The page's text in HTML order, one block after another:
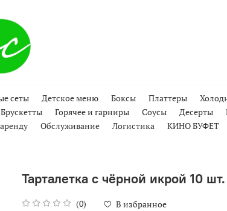
сеты Детское меню Боксы Платтеры
Брускетты Горячее и гарниры Соусы Десерты
Обслуживание Логистика
КИНО БУФЕТ
Тарталетка с чёрной икрой 10
(0) В избранное